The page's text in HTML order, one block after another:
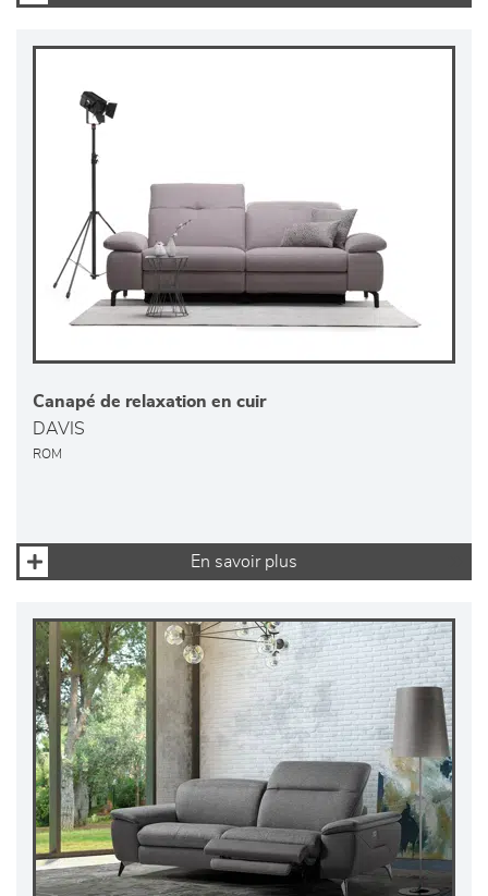
Canapé de relaxation en cuir
DAVIS
ROM
En savoir plus